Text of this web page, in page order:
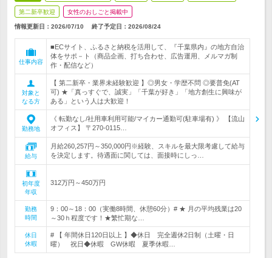
第二新卒歓迎 女性のおしごと掲載中
情報更新日：2026/07/10 終了予定日： 2026/08/24
仕事内容
■ECサイト、ふるさと納税を活用して、『千葉県内』の地方自治
体をサポ－ト（商品企画、打ち合わせ、広告運用、メルマガ制
作・配信など）
対象と
なる方
【 第二新卒・業界未経験歓迎 】◎男女・学歴不問 ◎要普免(AT
可) ★「真っすぐで、誠実」「千葉が好き」「地方創生に興味が
ある」という人は大歓迎！
勤務地
《 転勤なし/社用車利用可能/マイカー通勤可(駐車場有) 》 【流山
オフィス】 〒270-0115…
給与
月給260,257円～350,000円※経験、スキルを最大限考慮して給与
を決定します。待遇面に関しては、面接時にしっ…
初年度
年収
312万円～450万円
勤務
時間
9：00～18：00（実働8時間、休憩60分）# ★ 月の平均残業は20
～30ｈ程度です！★繁忙期な…
休日
休暇
# 【 年間休日120日以上 】◆休日 完全週休2日制（土曜・日
曜） 祝日◆休暇 GW休暇 夏季休暇…